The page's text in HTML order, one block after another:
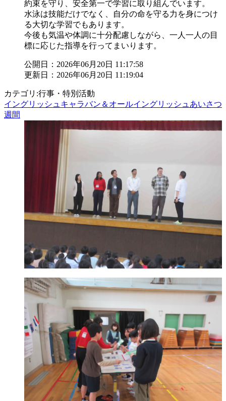
約束を守り、安全第一で学習に取り組んでいます。
水泳は技能だけでなく、自分の命を守る力を身につけ
る大切な学習でもあります。
今後も気温や体調に十分配慮しながら、一人一人の目
標に応じた指導を行ってまいります。
公開日：2026年06月20日 11:17:58
更新日：2026年06月20日 11:19:04
カテゴリ:行事・特別活動
イングリッシュキャラバン＆オールイングリッシュあいさつ
週間